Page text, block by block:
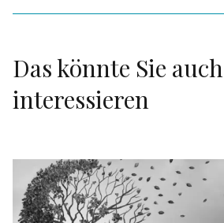
Das könnte Sie auch
interessieren